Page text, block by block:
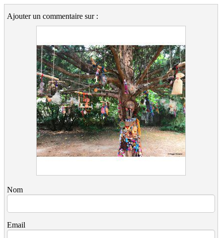
Ajouter un commentaire sur :
Nom
Email